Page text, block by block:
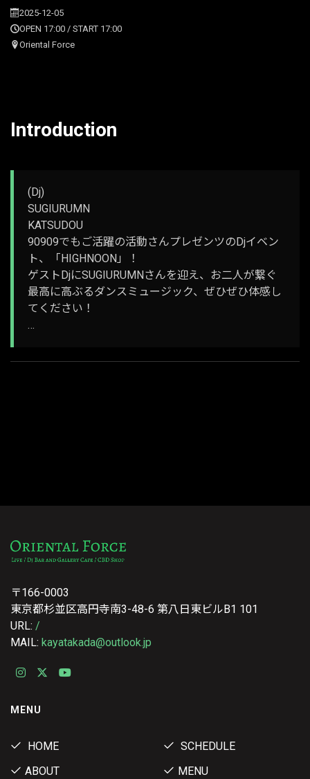
2025-12-05
OPEN 17:00 / START 17:00
Oriental Force
Introduction
(Dj)
SUGIURUMN
KATSUDOU
90909でもご活躍の活動さんプレゼンツのDjイベン
ト、「HIGHNOON」！
ゲストDjにSUGIURUMNさんを迎え、お二人が繋ぐ
最高に高ぶるダンスミュージック、ぜひぜひ体感し
てください！
…
〒166-0003
東京都杉並区高円寺南3-48-6 第八日東ビルB1 101
URL: /
MAIL: kayatakada@outlook.jp
MENU
HOME
SCHEDULE
ABOUT
MENU